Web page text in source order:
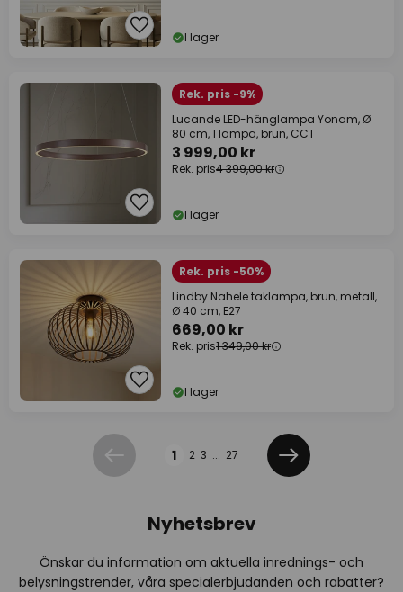
I lager
Rek. pris -9%
Lucande LED-hänglampa Yonam, Ø
80 cm, 1 lampa, brun, CCT
3 999,00 kr
Rek. pris4 399,00 kr
I lager
Rek. pris -50%
Lindby Nahele taklampa, brun, metall,
Ø 40 cm, E27
669,00 kr
Rek. pris1 349,00 kr
I lager
Föregående
1 2 3 ... 27
Nästa
Nyhetsbrev
Önskar du information om aktuella inrednings- och
belysningstrender, våra specialerbjudanden och rabatter?